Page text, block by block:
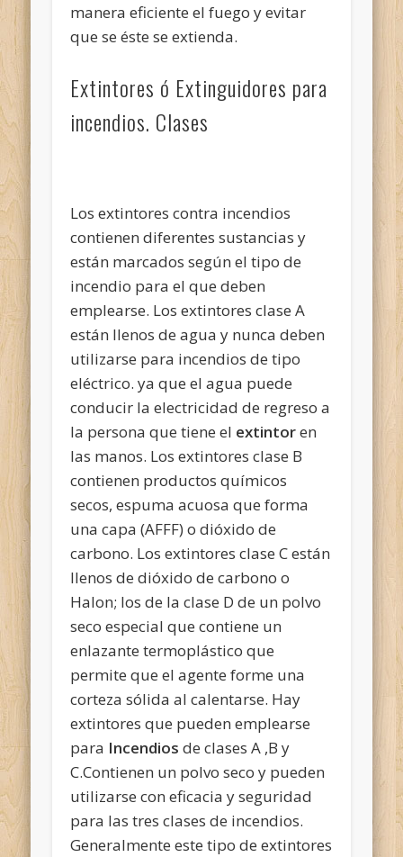
manera eficiente el fuego y evitar
que se éste se extienda.
Extintores ó Extinguidores para
incendios. Clases
Los extintores contra incendios
contienen diferentes sustancias y
están marcados según el tipo de
incendio para el que deben
emplearse. Los extintores clase A
están llenos de agua y nunca deben
utilizarse para incendios de tipo
eléctrico. ya que el agua puede
conducir la electricidad de regreso a
la persona que tiene el extintoren
las manos. Los extintores clase B
contienen productos químicos
secos, espuma acuosa que forma
una capa (AFFF) o dióxido de
carbono. Los extintores clase C están
llenos de dióxido de carbono o
Halon; los de la clase D de un polvo
seco especial que contiene un
enlazante termoplástico que
permite que el agente forme una
corteza sólida al calentarse. Hay
extintores que pueden emplearse
para Incendios de clases A ,B y
C.Contienen un polvo seco y pueden
utilizarse con eficacia y seguridad
para las tres clases de incendios.
Generalmente este tipo de extintores